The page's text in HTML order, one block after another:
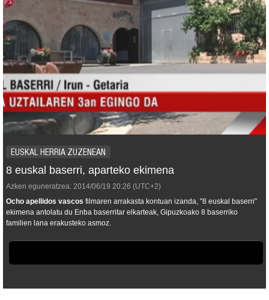
EUSKAL HERRIA ZUZENEAN
8 euskal baserri, aparteko ekimena
Azken eguneratzea: 2014/06/19 20:26 (UTC+2)
Ocho apellidos vascos filmaren arrakasta kontuan izanda, "8 euskal baserri"
ekimena antolatu du Enba baserritar elkarteak, Gipuzkoako 8 baserriko
familien lana erakusteko asmoz.